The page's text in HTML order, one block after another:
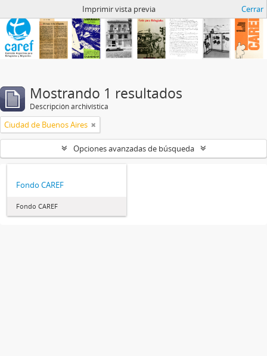
Imprimir vista previa Cerrar
Mostrando 1 resultados
Descripción archivística
Ciudad de Buenos Aires
Opciones avanzadas de búsqueda
Fondo CAREF
Fondo CAREF